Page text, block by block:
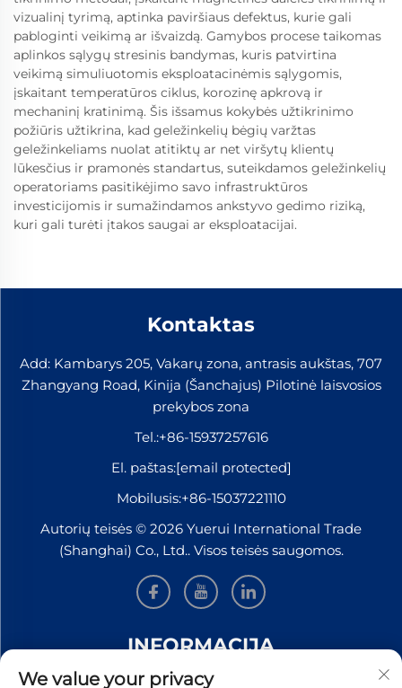
vizualinį tyrimą, aptinka paviršiaus defektus, kurie gali
pabloginti veikimą ar išvaizdą. Gamybos procese taikomas
aplinkos sąlygų stresinis bandymas, kuris patvirtina
veikimą simuliuotomis eksploatacinėmis sąlygomis,
įskaitant temperatūros ciklus, korozinę apkrovą ir
mechaninį kratinimą. Šis išsamus kokybės užtikrinimo
požiūris užtikrina, kad geležinkelių bėgių varžtas
geležinkeliams nuolat atitiktų ar net viršytų klientų
lūkesčius ir pramonės standartus, suteikdamos geležinkelių
operatoriams pasitikėjimo savo infrastruktūros
investicijomis ir sumažindamos ankstyvo gedimo riziką,
kuri gali turėti įtakos saugai ar eksploatacijai.
Kontaktas
Add: Kambarys 205, Vakarų zona, antrasis aukštas, 707
Zhangyang Road, Kinija (Šanchajus) Pilotinė laisvosios
prekybos zona
Tel.:+86-15937257616
El. paštas:[email protected]
Mobilusis:+86-15037221110
Autorių teisės © 2026 Yuerui International Trade
(Shanghai) Co., Ltd.. Visos teisės saugomos.
INFORMACIJA
Užsiregistruokite, kad gautumėte mūsų savaitinį
We value your privacy